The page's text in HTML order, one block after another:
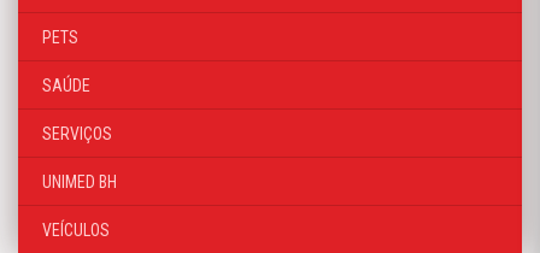
PETS
SAÚDE
SERVIÇOS
UNIMED BH
VEÍCULOS